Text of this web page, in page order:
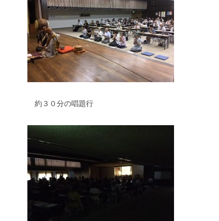
約３０分の唱題行